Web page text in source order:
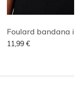
Foulard bandana
11,99 €